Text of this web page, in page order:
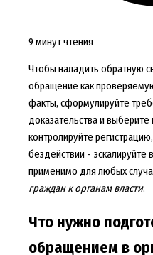
9 минут чтения
Чтобы наладить обратную
обращение как
факты, сформулируйте
доказательства и
контролируйте
бездействии - эскалируйте
применимо для любых
граждан к органам власти.
Что нужно
обращением в